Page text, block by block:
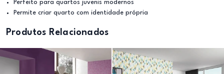
Perfeito para quartos juvenis modernos
Permite criar quarto com identidade própria
Produtos Relacionados